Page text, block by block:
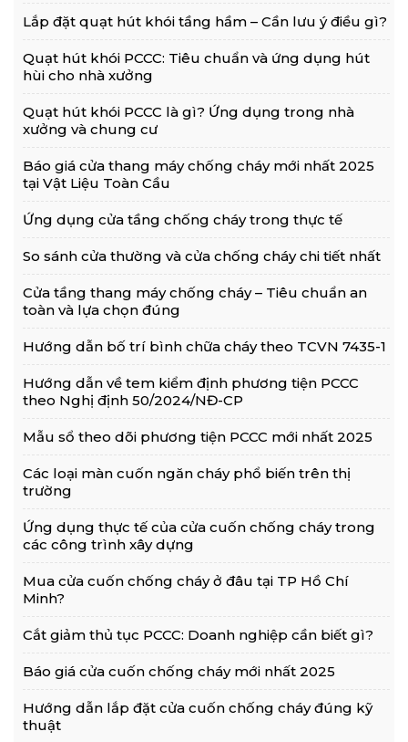
Lắp đặt quạt hút khói tầng hầm – Cần lưu ý điều gì?
Quạt hút khói PCCC: Tiêu chuẩn và ứng dụng hút
hùi cho nhà xưởng
Quạt hút khói PCCC là gì? Ứng dụng trong nhà
xưởng và chung cư
Báo giá cửa thang máy chống cháy mới nhất 2025
tại Vật Liệu Toàn Cầu
Ứng dụng cửa tầng chống cháy trong thực tế
So sánh cửa thường và cửa chống cháy chi tiết nhất
Cửa tầng thang máy chống cháy – Tiêu chuẩn an
toàn và lựa chọn đúng
Hướng dẫn bố trí bình chữa cháy theo TCVN 7435-1
Hướng dẫn về tem kiểm định phương tiện PCCC
theo Nghị định 50/2024/NĐ-CP
Mẫu sổ theo dõi phương tiện PCCC mới nhất 2025
Các loại màn cuốn ngăn cháy phổ biến trên thị
trường
Ứng dụng thực tế của cửa cuốn chống cháy trong
các công trình xây dựng
Mua cửa cuốn chống cháy ở đâu tại TP Hồ Chí
Minh?
Cắt giảm thủ tục PCCC: Doanh nghiệp cần biết gì?
Báo giá cửa cuốn chống cháy mới nhất 2025
Hướng dẫn lắp đặt cửa cuốn chống cháy đúng kỹ
thuật